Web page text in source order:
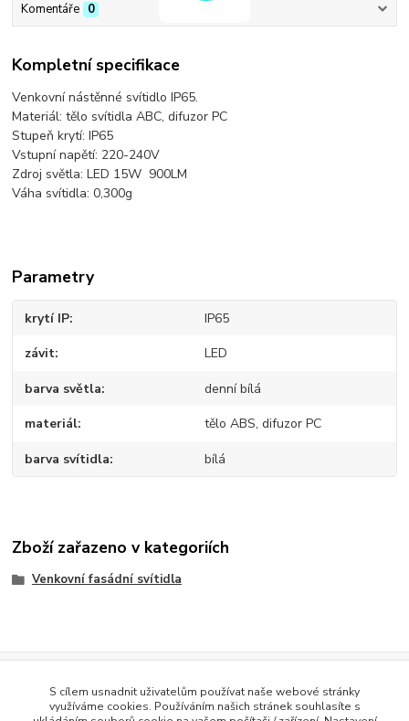
Komentáře 0
Kompletní specifikace
Venkovní nástěnné svítidlo IP65.
Materiál: tělo svítidla ABC, difuzor PC
Stupeň krytí: IP65
Vstupní napětí: 220-240V
Zdroj světla: LED 15W 900LM
Váha svítidla: 0,300g
Parametry
krytí IP IP65
závit LED
barva světla denní bílá
materiál tělo ABS, difuzor PC
barva svítidla bílá
Zboží zařazeno v kategoriích
Venkovní fasádní svítidla
Evidence Tržeb
Podle zákona o evidenci tržeb je prodávající povinen vystavit
kupujícímu účtenku. Zároveň je povinen zaevidovat přijatou tržbu u
S cílem usnadnit uživatelům používat naše webové stránky
využíváme cookies. Používáním našich stránek souhlasíte s